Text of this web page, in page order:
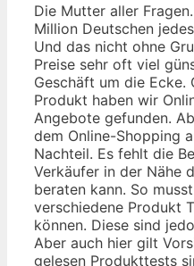
Die Mutter aller
Million Deutschen
Und das nicht ohne
Preise sehr oft viel
Geschäft um die Ecke.
Produkt haben wir
Angebote gefunden.
dem Online-Shopping
Nachteil. Es fehlt die
Verkäufer in der Nähe
beraten kann. So
verschiedene Produkt
können. Diese sind
Aber auch hier gilt
gelesen Produkttests